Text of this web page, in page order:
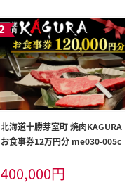
北海道十勝芽室町 焼肉KAGURA
お食事券12万円分 me030-005c
400,000円